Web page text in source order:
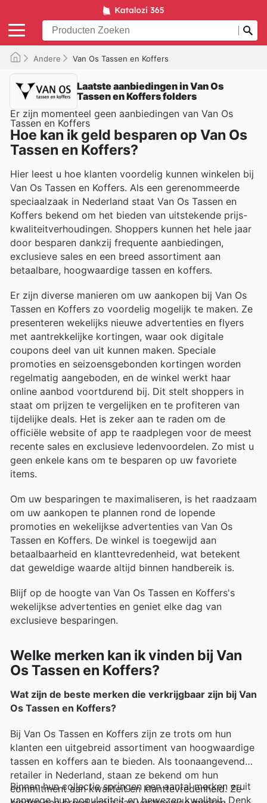
Andere Van Os Tassen en Koffers
Laatste aanbiedingen in Van Os
Tassen en Koffers folders
Er zijn momenteel geen aanbiedingen van Van Os
Tassen en Koffers
Hoe kan ik geld besparen op Van Os
Tassen en Koffers?
Hier leest u hoe klanten voordelig kunnen winkelen bij
Van Os Tassen en Koffers. Als een gerenommeerde
speciaalzaak in Nederland staat Van Os Tassen en
Koffers bekend om het bieden van uitstekende prijs-
kwaliteitverhoudingen. Shoppers kunnen het hele jaar
door besparen dankzij frequente aanbiedingen,
exclusieve sales en een breed assortiment aan
betaalbare, hoogwaardige tassen en koffers.
Er zijn diverse manieren om uw aankopen bij Van Os
Tassen en Koffers zo voordelig mogelijk te maken. Ze
presenteren wekelijks nieuwe advertenties en flyers
met aantrekkelijke kortingen, waar ook digitale
coupons deel van uit kunnen maken. Speciale
promoties en seizoensgebonden kortingen worden
regelmatig aangeboden, en de winkel werkt haar
online aanbod voortdurend bij. Dit stelt shoppers in
staat om prijzen te vergelijken en te profiteren van
tijdelijke deals. Het is zeker aan te raden om de
officiële website of app te raadplegen voor de meest
recente sales en exclusieve ledenvoordelen. Zo mist u
geen enkele kans om te besparen op uw favoriete
items.
Om uw besparingen te maximaliseren, is het raadzaam
om uw aankopen te plannen rond de lopende
promoties en wekelijkse advertenties van Van Os
Tassen en Koffers. De winkel is toegewijd aan
betaalbaarheid en klanttevredenheid, wat betekent
dat geweldige waarde altijd binnen handbereik is.
Blijf op de hoogte van Van Os Tassen en Koffers's
wekelijkse advertenties en geniet elke dag van
exclusieve besparingen.
Welke merken kan ik vinden bij Van
Os Tassen en Koffers?
Wat zijn de beste merken die verkrijgbaar zijn bij Van
Os Tassen en Koffers?
Bij Van Os Tassen en Koffers zijn ze trots om hun
klanten een uitgebreid assortiment van hoogwaardige
tassen en koffers aan te bieden. Als toonaangevende
retailer in Nederland, staan ze bekend om hun
commitment aan kwaliteit en klanttevredenheid. Ze
Binnen hun collectie springen een aantal merken eruit
vanwege hun populariteit en bewezen kwaliteit. Denk